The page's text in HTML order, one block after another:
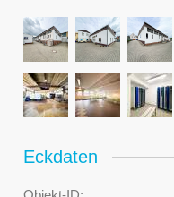
Eckdaten